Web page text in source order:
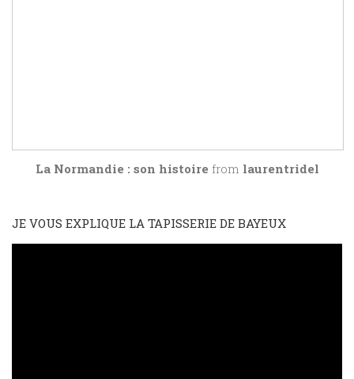
La Normandie : son histoire from laurentridel
JE VOUS EXPLIQUE LA TAPISSERIE DE BAYEUX